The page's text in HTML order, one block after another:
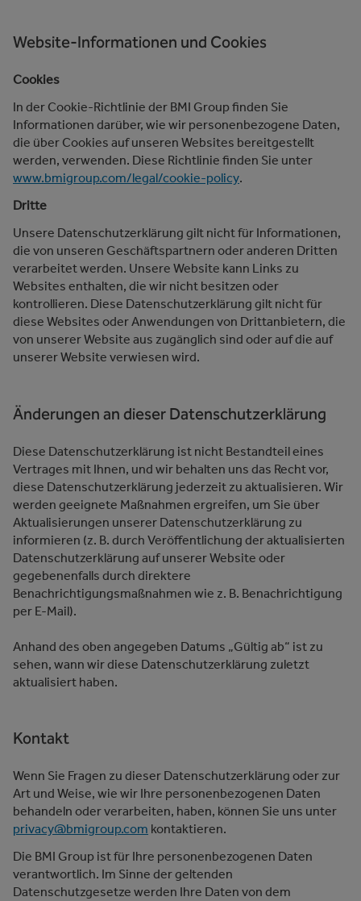
Website-Informationen und Cookies
Cookies
In der Cookie-Richtlinie der BMI Group finden Sie
Informationen darüber, wie wir personenbezogene Daten,
die über Cookies auf unseren Websites bereitgestellt
werden, verwenden. Diese Richtlinie finden Sie unter
www.bmigroup.com/legal/cookie-policy.
Dritte
Unsere Datenschutzerklärung gilt nicht für Informationen,
die von unseren Geschäftspartnern oder anderen Dritten
verarbeitet werden. Unsere Website kann Links zu
Websites enthalten, die wir nicht besitzen oder
kontrollieren. Diese Datenschutzerklärung gilt nicht für
diese Websites oder Anwendungen von Drittanbietern, die
von unserer Website aus zugänglich sind oder auf die auf
unserer Website verwiesen wird.
Änderungen an dieser Datenschutzerklärung
Diese Datenschutzerklärung ist nicht Bestandteil eines
Vertrages mit Ihnen, und wir behalten uns das Recht vor,
diese Datenschutzerklärung jederzeit zu aktualisieren. Wir
werden geeignete Maßnahmen ergreifen, um Sie über
Aktualisierungen unserer Datenschutzerklärung zu
informieren (z. B. durch Veröffentlichung der aktualisierten
Datenschutzerklärung auf unserer Website oder
gegebenenfalls durch direktere
Benachrichtigungsmaßnahmen wie z. B. Benachrichtigung
per E-Mail).
Anhand des oben angegeben Datums „Gültig ab“ ist zu
sehen, wann wir diese Datenschutzerklärung zuletzt
aktualisiert haben.
Kontakt
Wenn Sie Fragen zu dieser Datenschutzerklärung oder zur
Art und Weise, wie wir Ihre personenbezogenen Daten
behandeln oder verarbeiten, haben, können Sie uns unter
privacy@bmigroup.com kontaktieren.
Die BMI Group ist für Ihre personenbezogenen Daten
verantwortlich. Im Sinne der geltenden
Datenschutzgesetze werden Ihre Daten von dem